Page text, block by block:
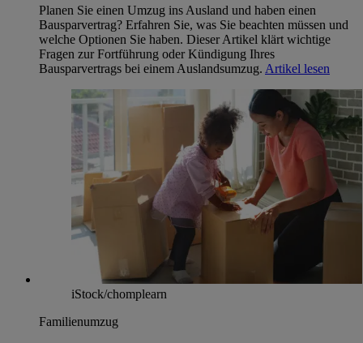
Planen Sie einen Umzug ins Ausland und haben einen
Bausparvertrag? Erfahren Sie, was Sie beachten müssen und
welche Optionen Sie haben. Dieser Artikel klärt wichtige
Fragen zur Fortführung oder Kündigung Ihres
Bausparvertrags bei einem Auslandsumzug. Artikel lesen
iStock/chomplearn
Familienumzug